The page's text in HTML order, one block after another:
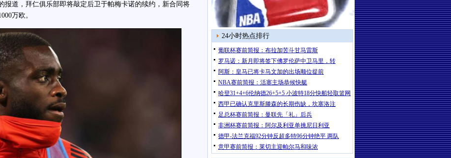
道，拜仁俱乐部即将敲定后卫于帕梅卡诺的续约，新合同将
万欧。
24小时热点排行
葡联杯赛前简报：布拉加苦斗甘马雷斯
罗马诺：新月即将签下佛罗伦萨中卫马里，转
阿斯：皇马已将卡马文加的出场顺位提前
NBA赛前简报：活塞主场恭候快艇
哈登31+4+6伦纳德26+5+5 小波特18分快船轻取篮网
西甲已确认克里斯滕森的长期伤缺，坎塞洛注
足总杯赛前简报：曼联先「礼」后兵
非洲杯赛前简报：阿尔及利亚单挑尼日利亚
德甲-法兰克福92分钟反超多特96分钟绝平 两队
意甲赛前简报：莱切主迎帕尔马和味浓